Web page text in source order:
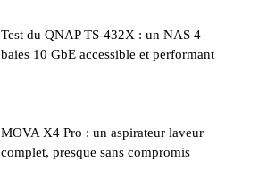
Test du QNAP TS-432X : un NAS 4
baies 10 GbE accessible et performant
MOVA X4 Pro : un aspirateur laveur
complet, presque sans compromis